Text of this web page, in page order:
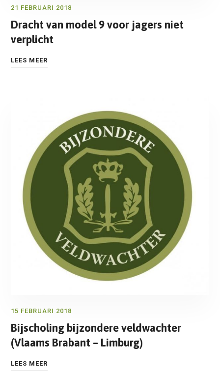
21 FEBRUARI 2018
Dracht van model 9 voor jagers niet
verplicht
LEES MEER
15 FEBRUARI 2018
Bijscholing bijzondere veldwachter
(Vlaams Brabant – Limburg)
LEES MEER